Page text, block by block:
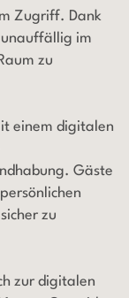
Zugriff. Dank
unauffällig im
zu
einem digitalen
Gäste
zu
zur digitalen